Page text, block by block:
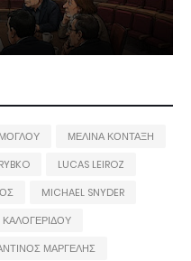
ΜΕΛΙΝΑ ΚΟΝΤΑΞΗ
LUCAS LEIROZ
MICHAEL SNYDER
ΚΑΛΟΓΕΡΙΔΟΥ
ΜΑΡΓΕΛΗΣ